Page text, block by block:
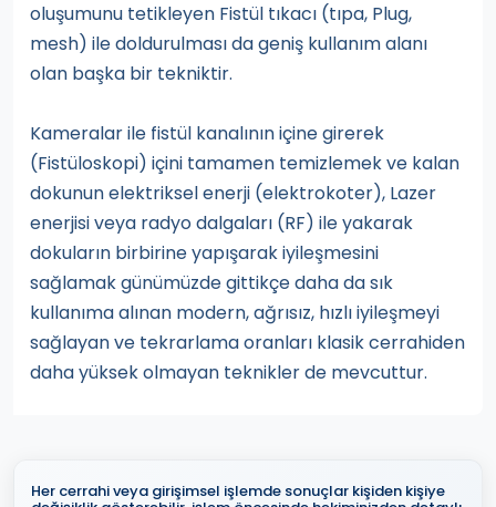
oluşumunu tetikleyen Fistül tıkacı (tıpa, Plug,
mesh) ile doldurulması da geniş kullanım alanı
olan başka bir tekniktir.
Kameralar ile fistül kanalının içine girerek
(Fistüloskopi) içini tamamen temizlemek ve kalan
dokunun elektriksel enerji (elektrokoter), Lazer
enerjisi veya radyo dalgaları (RF) ile yakarak
dokuların birbirine yapışarak iyileşmesini
sağlamak günümüzde gittikçe daha da sık
kullanıma alınan modern, ağrısız, hızlı iyileşmeyi
sağlayan ve tekrarlama oranları klasik cerrahiden
daha yüksek olmayan teknikler de mevcuttur.
Her cerrahi veya girişimsel işlemde sonuçlar kişiden kişiye